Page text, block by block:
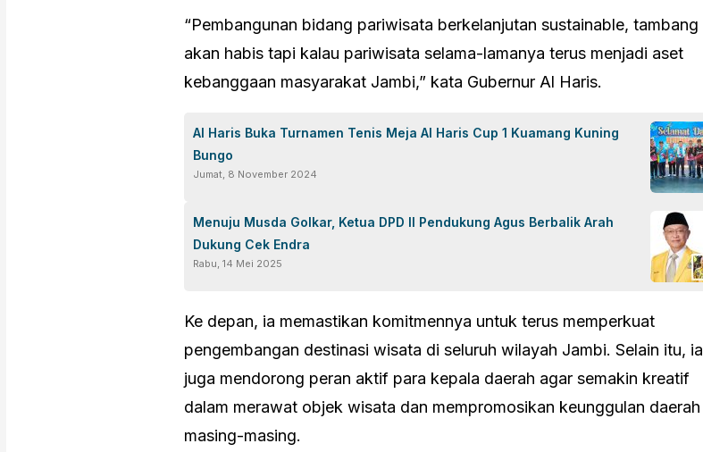
“Pembangunan bidang pariwisata berkelanjutan sustainable, tambang
akan habis tapi kalau pariwisata selama-lamanya terus menjadi aset
kebanggaan masyarakat Jambi,” kata Gubernur Al Haris.
Al Haris Buka Turnamen Tenis Meja Al Haris Cup 1 Kuamang Kuning
Bungo
Jumat, 8 November 2024
Menuju Musda Golkar, Ketua DPD II Pendukung Agus Berbalik Arah
Dukung Cek Endra
Rabu, 14 Mei 2025
Ke depan, ia memastikan komitmennya untuk terus memperkuat
pengembangan destinasi wisata di seluruh wilayah Jambi. Selain itu, ia
juga mendorong peran aktif para kepala daerah agar semakin kreatif
dalam merawat objek wisata dan mempromosikan keunggulan daerah
masing-masing.